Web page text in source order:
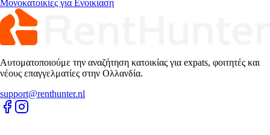
Μονοκατοικίες για Ενοικίαση
Αυτοματοποιούμε την αναζήτηση κατοικίας για expats, φοιτητές και
νέους επαγγελματίες στην Ολλανδία.
support@renthunter.nl